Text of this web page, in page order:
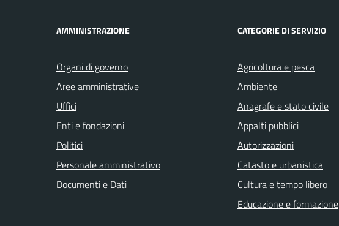
AMMINISTRAZIONE
Organi di governo
Aree amministrative
Uffici
Enti e fondazioni
Politici
Personale amministrativo
Documenti e Dati
CATEGORIE DI SERVIZIO
Agricoltura e pesca
Ambiente
Anagrafe e stato civile
Appalti pubblici
Autorizzazioni
Catasto e urbanistica
Cultura e tempo libero
Educazione e formazione